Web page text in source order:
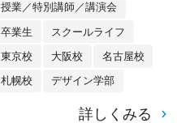
授業／特別講師／講演会
卒業生 スクールライフ
東京校 大阪校 名古屋校
札幌校 デザイン学部
詳しくみる